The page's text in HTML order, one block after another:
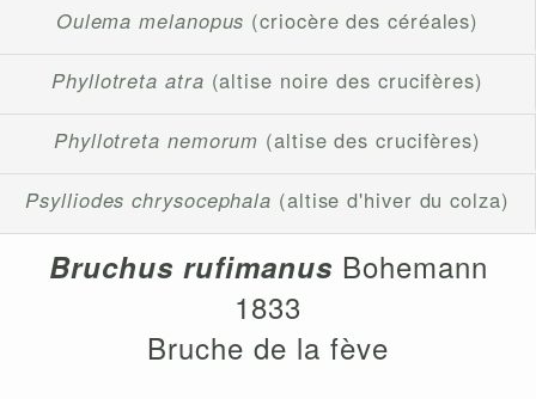
Oulema melanopus (criocère des céréales)
Phyllotreta atra (altise noire des crucifères)
Phyllotreta nemorum (altise des crucifères)
Psylliodes chrysocephala (altise d'hiver du colza)
Bruchus rufimanus Bohemann
1833
Bruche de la fève